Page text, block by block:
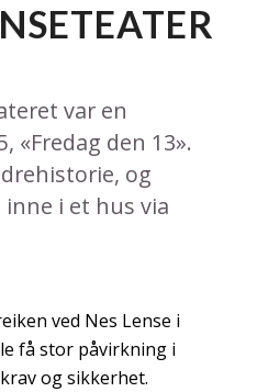
var en
«Fredag den 13».
og
i et hus via
ved Nes Lense i
få stor påvirkning i
og sikkerhet.